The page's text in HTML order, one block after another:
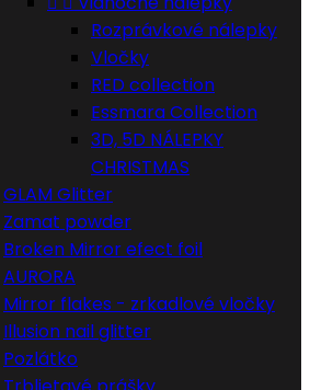
Rozprávkové nálepky
Vločky
RED collection
Essmara Collection
3D, 5D NÁLEPKY
CHRISTMAS
GLAM Glitter
Zamat powder
Broken Mirror efect foil
AURORA
Mirror flakes - zrkadlové vločky
Illusion nail glitter
Pozlátko